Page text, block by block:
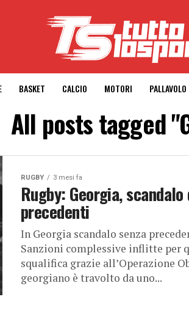
BASKET CALCIO MOTORI PALLAVOLO
All posts tagged
RUGBY 3 mesi fa
Rugby: Georgia,
precedenti
In Georgia scandalo senza
Sanzioni complessive inflitte per
squalifica grazie all’Operazione
georgiano è travolto da uno...